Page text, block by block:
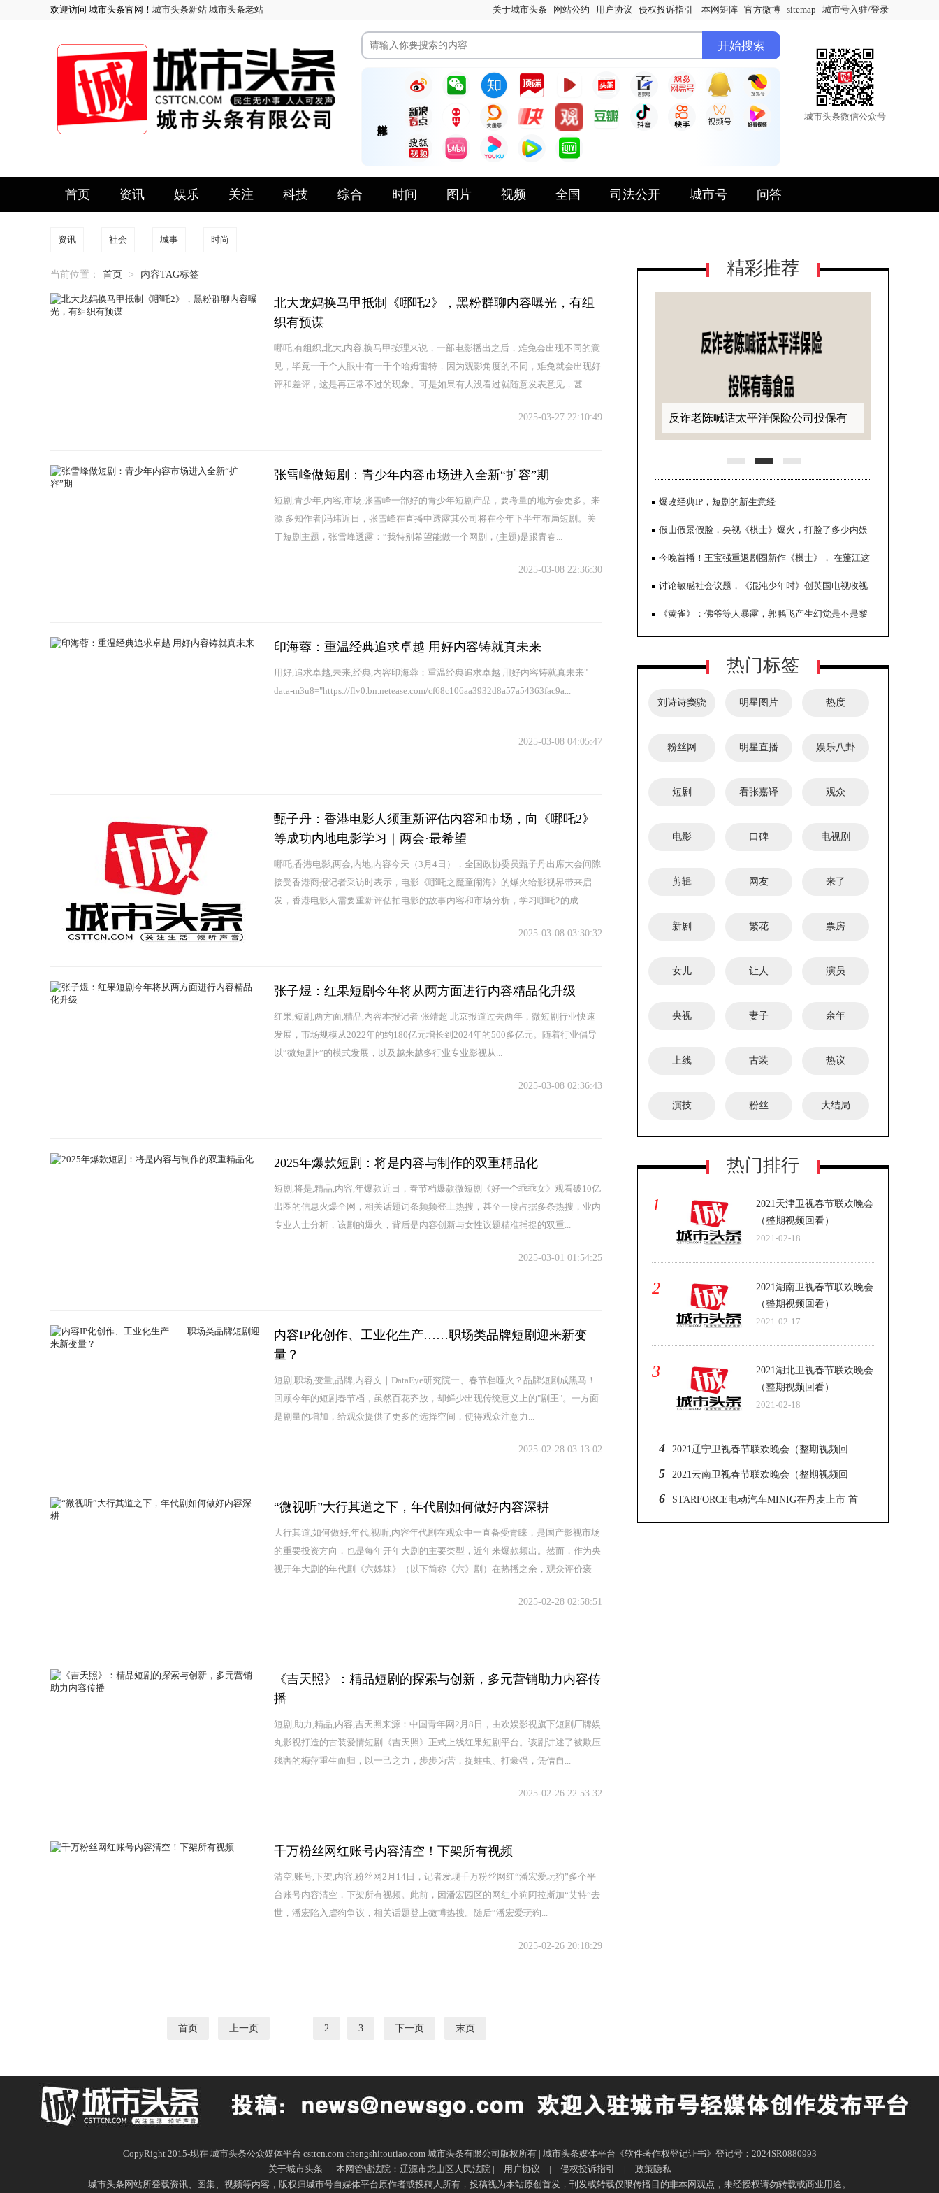
欢迎访问 城市头条官网！ 城市头条新站 城市头条老站 关于城市头条 网站公约 用户协议 侵权投诉指引 本网矩阵 官方微博 sitemap 城市号入驻/登录
城市头条微信公众号
首页 资讯 娱乐 关注 科技 综合 时间 图片 视频 全国 司法公开 城市号 问答
资讯 社会 城事 时尚
当前位置： 首页 > 内容TAG标签
北大龙妈换马甲抵制《哪吒2》，黑粉群聊内容曝光，有组
织有预谋
哪吒,有组织,北大,内容,换马甲按理来说，一部电影播出之后，难免会出现不同的意
见，毕竟一千个人眼中有一千个哈姆雷特，因为观影角度的不同，难免就会出现好
评和差评，这是再正常不过的现象。可是如果有人没看过就随意发表意见，甚...
2025-03-27 22:10:49
张雪峰做短剧：青少年内容市场进入全新“扩容”期
短剧,青少年,内容,市场,张雪峰一部好的青少年短剧产品，要考量的地方会更多。来
源|多知作者|冯玮近日，张雪峰在直播中透露其公司将在今年下半年布局短剧。关
于短剧主题，张雪峰透露：“我特别希望能做一个网剧，(主题)是跟青春...
2025-03-08 22:36:30
印海蓉：重温经典追求卓越 用好内容铸就真未来
用好,追求卓越,未来,经典,内容印海蓉：重温经典追求卓越 用好内容铸就真未来"
data-m3u8="https://flv0.bn.netease.com/cf68c106aa3932d8a57a54363fac9a...
2025-03-08 04:05:47
甄子丹：香港电影人须重新评估内容和市场，向《哪吒2》
等成功内地电影学习｜两会·最希望
哪吒,香港电影,两会,内地,内容今天（3月4日），全国政协委员甄子丹出席大会间隙
接受香港商报记者采访时表示，电影《哪吒之魔童闹海》的爆火给影视界带来启
发，香港电影人需要重新评估拍电影的故事内容和市场分析，学习哪吒2的成...
2025-03-08 03:30:32
张子煜：红果短剧今年将从两方面进行内容精品化升级
红果,短剧,两方面,精品,内容本报记者 张靖超 北京报道过去两年，微短剧行业快速
发展，市场规模从2022年的约180亿元增长到2024年的500多亿元。随着行业倡导
以“微短剧+”的模式发展，以及越来越多行业专业影视从...
2025-03-08 02:36:43
2025年爆款短剧：将是内容与制作的双重精品化
短剧,将是,精品,内容,年爆款近日，春节档爆款微短剧《好一个乖乖女》观看破10亿
出圈的信息火爆全网，相关话题词条频频登上热搜，甚至一度占据多条热搜，业内
专业人士分析，该剧的爆火，背后是内容创新与女性议题精准捕捉的双重...
2025-03-01 01:54:25
内容IP化创作、工业化生产……职场类品牌短剧迎来新变
量？
短剧,职场,变量,品牌,内容文｜DataEye研究院一、春节档哑火？品牌短剧成黑马！
回顾今年的短剧春节档，虽然百花齐放，却鲜少出现传统意义上的"剧王"。一方面
是剧量的增加，给观众提供了更多的选择空间，使得观众注意力...
2025-02-28 03:13:02
“微视听”大行其道之下，年代剧如何做好内容深耕
大行其道,如何做好,年代,视听,内容年代剧在观众中一直备受青睐，是国产影视市场
的重要投资方向，也是每年开年大剧的主要类型，近年来爆款频出。然而，作为央
视开年大剧的年代剧《六姊妹》（以下简称《六》剧）在热播之余，观众评价褒
2025-02-28 02:58:51
《吉天照》：精品短剧的探索与创新，多元营销助力内容传
播
短剧,助力,精品,内容,吉天照来源：中国青年网2月8日，由欢娱影视旗下短剧厂牌娱
丸影视打造的古装爱情短剧《吉天照》正式上线红果短剧平台。该剧讲述了被欺压
残害的梅萍重生而归，以一己之力，步步为营，捉蛀虫、打豪强，凭借自...
2025-02-26 22:53:32
千万粉丝网红账号内容清空！下架所有视频
清空,账号,下架,内容,粉丝网2月14日，记者发现千万粉丝网红“潘宏爱玩狗”多个平
台账号内容清空，下架所有视频。此前，因潘宏园区的网红小狗阿拉斯加“艾特”去
世，潘宏陷入虐狗争议，相关话题登上微博热搜。随后“潘宏爱玩狗...
2025-02-26 20:18:29
首页 上一页 2 3 下一页 末页
精彩推荐
反诈老陈喊话太平洋保险公司投保有
有毒产品被禁言
TVB视后林夏薇友情出演《大生意
爆改经典IP，短剧的新生意经
假山假景假脸，央视《棋士》爆火，打脸了多少内娱
流水线年代剧
今晚首播！王宝强重返剧圈新作《棋士》， 在蓬江这
些地方取景
讨论敏感社会议题，《混沌少年时》创英国电视收视
率历史
《黄雀》：佛爷等人暴露，郭鹏飞产生幻觉是不是黎
小莲动的手脚？
热门标签
刘诗诗窦骁 明星图片 热度
粉丝网 明星直播 娱乐八卦
短剧 看张嘉译 观众
电影 口碑 电视剧
剪辑 网友 来了
新剧 繁花 票房
女儿 让人 演员
央视 妻子 余年
上线 古装 热议
演技 粉丝 大结局
热门排行
1
2021天津卫视春节联欢晚会
（整期视频回看）
2021-02-18
2
2021湖南卫视春节联欢晚会
（整期视频回看）
2021-02-17
3
2021湖北卫视春节联欢晚会
（整期视频回看）
2021-02-18
4 2021辽宁卫视春节联欢晚会（整期视频回
看）
5 2021云南卫视春节联欢晚会（整期视频回
看）
6 STARFORCE电动汽车MINIG在丹麦上市 首
创量产200台
CopyRight 2015-现在 城市头条公众媒体平台 csttcn.com chengshitoutiao.com 城市头条有限公司版权所有 | 城市头条媒体平台《软件著作权登记证书》登记号：2024SR0880993
关于城市头条
| 本网管辖法院：辽源市龙山区人民法院 | 用户协议 | 侵权投诉指引 |
政策隐私
城市头条网站所登载资讯、图集、视频等内容，版权归城市号自媒体平台原作者或投稿人所有，投稿视为本站原创首发，刊发或转载仅限传播目的非本网观点，未经授权请勿转载或商业用途。